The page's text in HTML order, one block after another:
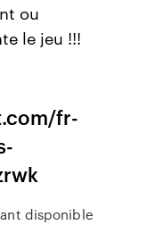
ou
le jeu !!!
fr-
disponible